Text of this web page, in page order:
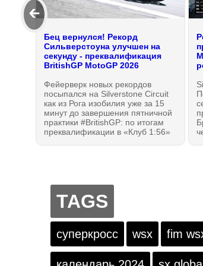
🡰
Бец вернулся! Рекорд
Сильверстоуна улучшен на
секунду - преквалификация
BritishGP MotoGP 2026
Фейерверк новых рекордов
посыпался на Silverstone Circuit
как из Рога изобилия уже за 15
минут до завершения пятничной
практики #BritishGP: по итогам
преквалификации в «Клуб 1:56»
субботу?! ТОП-10 прошедших в
квалификацию Q2 MotoGP.
TAGS
суперкросс wsx fim